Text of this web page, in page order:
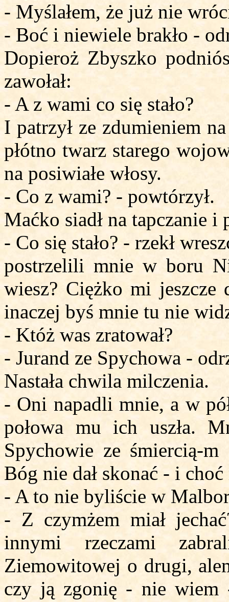
- Myślałem, że już nie
- Boć i niewiele brakło -
Dopieroż Zbyszko
zawołał:
- A z wami co się stało?
I patrzył ze zdumieniem
płótno twarz starego
na posiwiałe włosy.
- Co z wami? - powtórzył.
Maćko siadł na tapczanie
- Co się stało? - rzekł
postrzelili mnie w boru
wiesz? Ciężko mi jeszcze
inaczej byś mnie tu nie
- Któż was zratował?
- Jurand ze Spychowa -
Nastała chwila milczenia.
- Oni napadli mnie, a w
połowa mu ich uszła.
Spychowie ze śmiercią-
Bóg nie dał skonać - i
- A to nie byliście w
- Z czymżem miał
innymi rzeczami
Ziemowitowej o drugi,
czy ją zgonię - nie wiem